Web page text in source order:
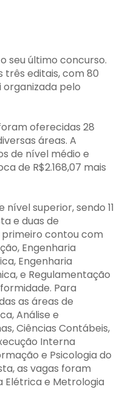
seu último concurso.
três editais, com 80
organizada pelo
oferecidas 28
áreas. A
de nível médio e
de R$2.168,07 mais
superior, sendo 11
e duas de
contou com
Engenharia
Engenharia
e Regulamentação
Para
as áreas de
Análise e
Ciências Contábeis,
Interna
e Psicologia do
as vagas foram
Elétrica e Metrologia